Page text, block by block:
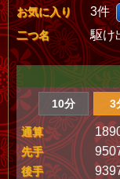
お気に入り 3件
二つ名 駆け
10分 3
通算
先手
後手